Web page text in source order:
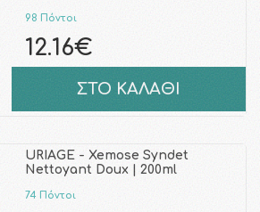
98 Πόντοι
12.16€
ΣΤΟ ΚΑΛΑΘΙ
URIAGE - Xemose Syndet
Nettoyant Doux | 200ml
74 Πόντοι